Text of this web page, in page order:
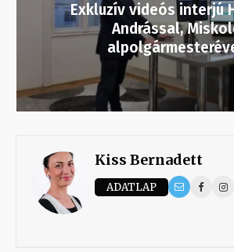
Exkluzív videós interjú
Andrással,
Kiss Bernadett
ADATLAP